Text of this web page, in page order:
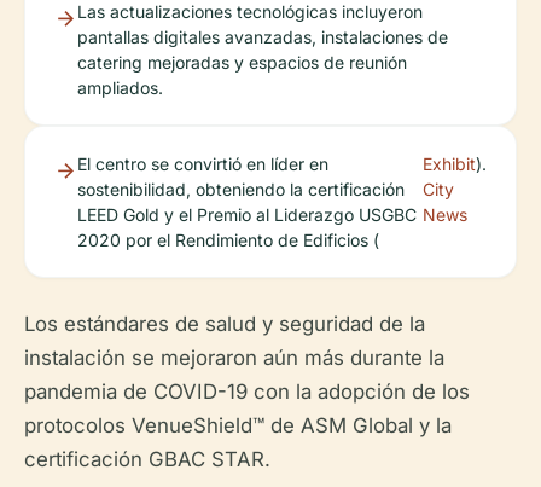
Las actualizaciones tecnológicas incluyeron
pantallas digitales avanzadas, instalaciones de
catering mejoradas y espacios de reunión
ampliados.
El centro se convirtió en líder en
sostenibilidad, obteniendo la certificación
LEED Gold y el Premio al Liderazgo USGBC
2020 por el Rendimiento de Edificios (
Exhibit
City
News
).
Los estándares de salud y seguridad de la
instalación se mejoraron aún más durante la
pandemia de COVID-19 con la adopción de los
protocolos VenueShield™ de ASM Global y la
certificación GBAC STAR.